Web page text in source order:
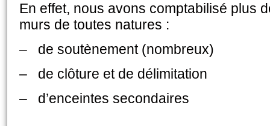
En effet, nous avons comptabilisé plus
murs de toutes natures :
– de soutènement (nombreux)
– de clôture et de délimitation
– d’enceintes secondaires